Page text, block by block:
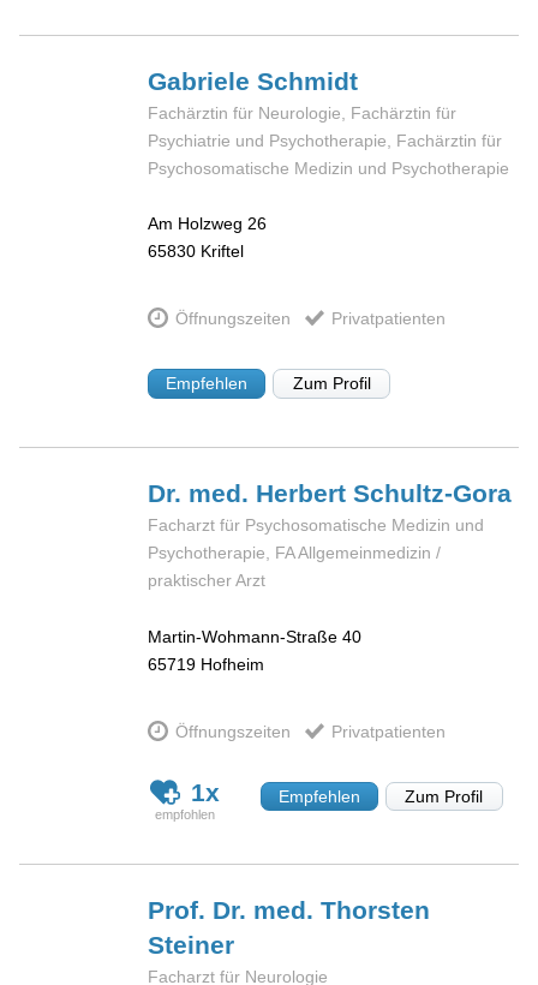
GabrieleSchmidt
Fachärztin für Neurologie, Fachärztin für
Psychiatrie und Psychotherapie, Fachärztin für
Psychosomatische Medizin und Psychotherapie
Am Holzweg 26
65830 Kriftel
Öffnungszeiten Privatpatienten
Empfehlen Zum Profil
Dr. med. HerbertSchultz-Gora
Facharzt für Psychosomatische Medizin und
Psychotherapie, FA Allgemeinmedizin /
praktischer Arzt
Martin-Wohmann-Straße 40
65719 Hofheim
Öffnungszeiten Privatpatienten
1x Empfehlen Zum Profil
Prof. Dr. med. Thorsten
Steiner
Facharzt für Neurologie